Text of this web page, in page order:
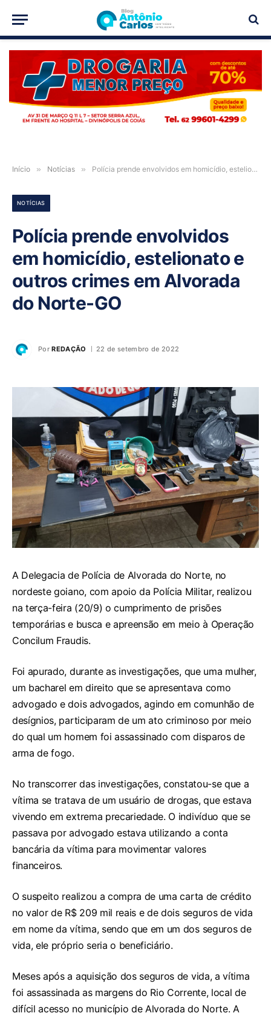
PUBLICIDADE
Início » Notícias » Polícia prende envolvidos em homicídio, estelionato e outros crimes em Alvorada do Norte-GO
NOTÍCIAS
Polícia prende envolvidos
em homicídio, estelionato e
outros crimes em Alvorada
do Norte-GO
Por REDAÇÃO 22 de setembro de 2022
A Delegacia de Polícia de Alvorada do Norte, no
nordeste goiano, com apoio da Polícia Militar, realizou
na terça-feira (20/9) o cumprimento de prisões
temporárias e busca e apreensão em meio à Operação
Concilum Fraudis.
Foi apurado, durante as investigações, que uma mulher,
um bacharel em direito que se apresentava como
advogado e dois advogados, agindo em comunhão de
desígnios, participaram de um ato criminoso por meio
do qual um homem foi assassinado com disparos de
arma de fogo.
No transcorrer das investigações, constatou-se que a
vítima se tratava de um usuário de drogas, que estava
vivendo em extrema precariedade. O indivíduo que se
passava por advogado estava utilizando a conta
bancária da vítima para movimentar valores
financeiros.
O suspeito realizou a compra de uma carta de crédito
no valor de R$ 209 mil reais e de dois seguros de vida
em nome da vítima, sendo que em um dos seguros de
vida, ele próprio seria o beneficiário.
Meses após a aquisição dos seguros de vida, a vítima
foi assassinada as margens do Rio Corrente, local de
difícil acesso no município de Alvorada do Norte. A